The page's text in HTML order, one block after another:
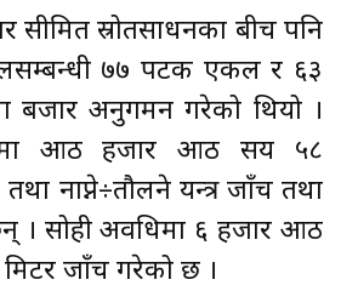
सीमित स्रोतसाधनका बीच पनि
७७ पटक एकल र ६३
अनुगमन गरेको थियो ।
आठ हजार आठ सय ५८
नाप्ने÷तौलने यन्त्र जाँच तथा
। सोही अवधिमा ६ हजार आठ
जाँच गरेको छ ।